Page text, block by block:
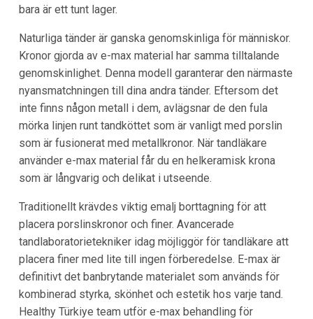
bara är ett tunt lager.
Naturliga tänder är ganska genomskinliga för människor.
Kronor gjorda av e-max material har samma tilltalande
genomskinlighet. Denna modell garanterar den närmaste
nyansmatchningen till dina andra tänder. Eftersom det
inte finns någon metall i dem, avlägsnar de den fula
mörka linjen runt tandköttet som är vanligt med porslin
som är fusionerat med metallkronor. När tandläkare
använder e-max material får du en helkeramisk krona
som är långvarig och delikat i utseende.
Traditionellt krävdes viktig emalj borttagning för att
placera porslinskronor och finer. Avancerade
tandlaboratorietekniker idag möjliggör för tandläkare att
placera finer med lite till ingen förberedelse. E-max är
definitivt det banbrytande materialet som används för
kombinerad styrka, skönhet och estetik hos varje tand.
Healthy Türkiye team utför e-max behandling för